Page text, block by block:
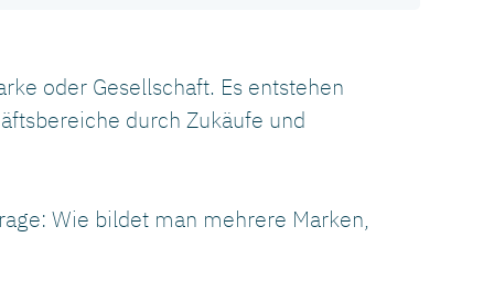
oder Gesellschaft. Es entstehen
durch Zukäufe und
Wie bildet man mehrere Marken,